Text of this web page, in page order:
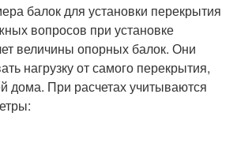
балок для установки перекрытия
вопросов при установке
величины опорных балок. Они
нагрузку от самого перекрытия,
дома. При расчетах учитываются